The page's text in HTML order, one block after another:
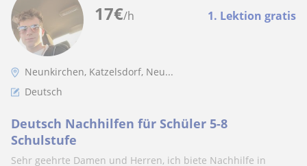
17€/h 1. Lektion gratis
Neunkirchen, Katzelsdorf, Neu...
Deutsch
Deutsch Nachhilfen für Schüler 5-8
Schulstufe
Sehr geehrte Damen und Herren, ich biete Nachhilfe in